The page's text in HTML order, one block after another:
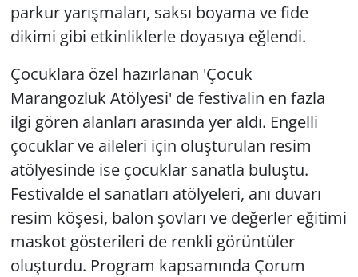
parkur yarışmaları, saksı boyama ve fide
dikimi gibi etkinliklerle doyasıya eğlendi.
Çocuklara özel hazırlanan 'Çocuk
Marangozluk Atölyesi' de festivalin en fazla
ilgi gören alanları arasında yer aldı. Engelli
çocuklar ve aileleri için oluşturulan resim
atölyesinde ise çocuklar sanatla buluştu.
Festivalde el sanatları atölyeleri, anı duvarı
resim köşesi, balon şovları ve değerler eğitimi
maskot gösterileri de renkli görüntüler
oluşturdu. Program kapsamında Çorum